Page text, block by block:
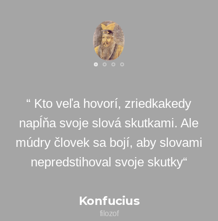
“ Kto veľa hovorí, zriedkakedy
napĺňa svoje slová skutkami. Ale
múdry človek sa bojí, aby slovami
nepredstihoval svoje skutky“
Konfucius
filozof